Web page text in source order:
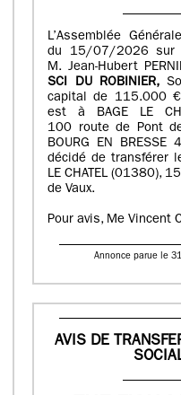
L’Assemblée
du 15/07/2026 sur
M. Jean-Hubert
SCI DU ROBINIER,
capital de 115.000
est à BAGE LE
100 route de Pont
BOURG EN
décidé de transférer
LE CHATEL (01380),
de Vaux.
Pour avis, Me Vincent
Annonce parue le
AVIS DE